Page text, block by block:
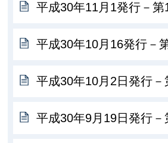
平成30年11月1発行－第
平成30年10月16発行－
平成30年10月2日発行－
平成30年9月19日発行－